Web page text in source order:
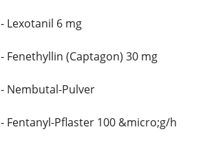
- Lexotanil 6 mg
- Fenethyllin (Captagon) 30 mg
- Nembutal-Pulver
- Fentanyl-Pflaster 100 &micro;g/h